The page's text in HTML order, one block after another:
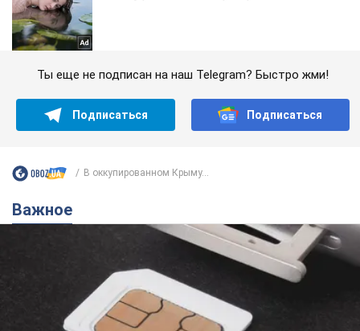
Ты еще не подписан на наш Telegram? Быстро жми!
Подписаться Подписаться
В оккупированном Крыму...
Важное